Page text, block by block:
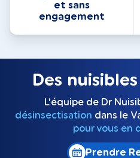
et sans
engagement
Des nuisibles
L’équipe de Dr
désinsectisation dans le
pour vous en
Prendre